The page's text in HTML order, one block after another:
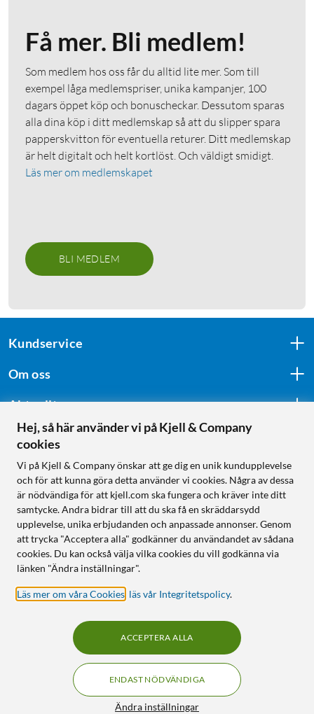
Få mer. Bli medlem!
Som medlem hos oss får du alltid lite mer. Som till
exempel låga medlemspriser, unika kampanjer, 100
dagars öppet köp och bonuscheckar. Dessutom sparas
alla dina köp i ditt medlemskap så att du slipper spara
papperskvitton för eventuella returer. Ditt medlemskap
är helt digitalt och helt kortlöst. Och väldigt smidigt.
Läs mer om medlemskapet
BLI MEDLEM
Kundservice
Om oss
Aktuellt
Följ oss
Handla från:
Sverige
Norge
KUNSKAP OCH TILLBEHÖR TILL
HEMELEKTRONIK
Hej, så här använder vi på Kjell & Company
cookies
Vi på Kjell & Company önskar att ge dig en unik kundupplevelse
och för att kunna göra detta använder vi cookies. Några av dessa
är nödvändiga för att kjell.com ska fungera och kräver inte ditt
samtycke. Andra bidrar till att du ska få en skräddarsydd
upplevelse, unika erbjudanden och anpassade annonser. Genom
att trycka "Acceptera alla" godkänner du användandet av sådana
cookies. Du kan också välja vilka cookies du vill godkänna via
länken "Ändra inställningar".
Läs mer om våra Cookies läs vår Integritetspolicy.
Ändra inställningar
ENDAST NÖDVÄNDIGA
ACCEPTERA ALLA